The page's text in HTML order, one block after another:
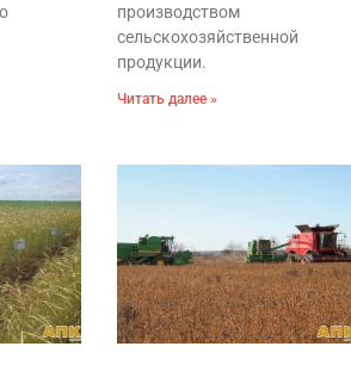
производством
сельскохозяйственной
продукции.
Читать далее »